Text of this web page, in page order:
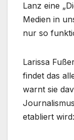
Lanz eine
Medien in
nur so
Larissa
findet das
warnt sie
etabliert wird: